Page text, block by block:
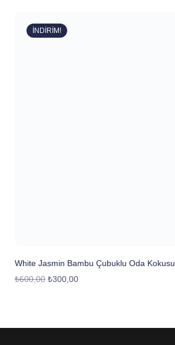
İNDIRIM!
White Jasmin Bambu Çubuklu Oda Kokusu
₺600,00 ₺300,00